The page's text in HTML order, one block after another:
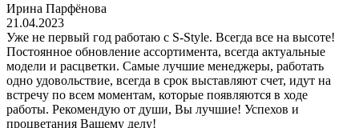
Ирина Парфёнова
21.04.2023
Уже не первый год работаю с S-Style. Всегда все на высоте!
Постоянное обновление ассортимента, всегда актуальные
модели и расцветки. Самые лучшие менеджеры, работать
одно удовольствие, всегда в срок выставляют счет, идут на
встречу по всем моментам, которые появляются в ходе
работы. Рекомендую от души, Вы лучшие! Успехов и
процветания Вашему делу!